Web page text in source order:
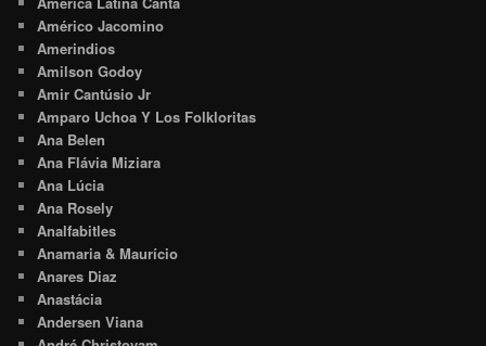
Américo Jacomino
Amerindios
Amilson Godoy
Amir Cantúsio Jr
Amparo Uchoa Y Los Folkloritas
Ana Belen
Ana Flávia Miziara
Ana Lúcia
Ana Rosely
Analfabitles
Anamaria & Maurício
Anares Diaz
Anastácia
Andersen Viana